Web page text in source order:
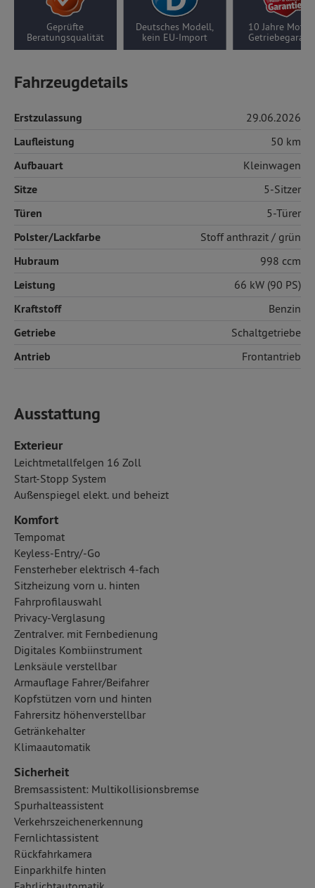
Geprüfte
Beratungsqualität
Deutsches Modell,
kein EU-Import
10 Jahre Motor-/
Getriebegarantie
Fahrzeugdetails
Erstzulassung 29.06.2026
Laufleistung 50 km
Aufbauart Kleinwagen
Sitze 5-Sitzer
Türen 5-Türer
Polster/Lackfarbe Stoffanthrazit / grün
Hubraum 998 ccm
Leistung 66 kW (90 PS)
Kraftstoff Benzin
Getriebe Schaltgetriebe
Antrieb Frontantrieb
Ausstattung
Exterieur
Leichtmetallfelgen 16 Zoll
Start-Stopp System
Außenspiegel elekt. und beheizt
Komfort
Tempomat
Keyless-Entry/-Go
Fensterheber elektrisch 4-fach
Sitzheizung vorn u. hinten
Fahrprofilauswahl
Privacy-Verglasung
Zentralver. mit Fernbedienung
Digitales Kombiinstrument
Lenksäule verstellbar
Armauflage Fahrer/Beifahrer
Kopfstützen vorn und hinten
Fahrersitz höhenverstellbar
Getränkehalter
Klimaautomatik
Sicherheit
Bremsassistent: Multikollisionsbremse
Spurhalteassistent
Verkehrszeichenerkennung
Fernlichtassistent
Rückfahrkamera
Einparkhilfe hinten